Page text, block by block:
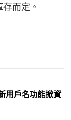
而定。
用戶名功能掀資